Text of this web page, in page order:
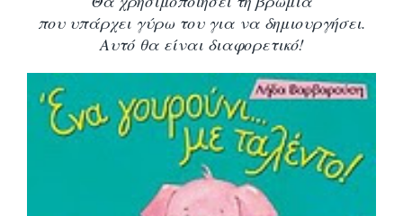
που υπάρχει γύρω του για να δημιουργήσει.
Αυτό θα είναι διαφορετικό!